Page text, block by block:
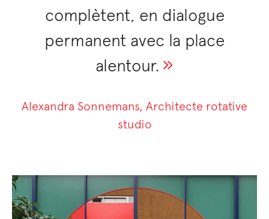
complètent, en dialogue
permanent avec la place
alentour.
Alexandra Sonnemans, Architecte rotative
studio